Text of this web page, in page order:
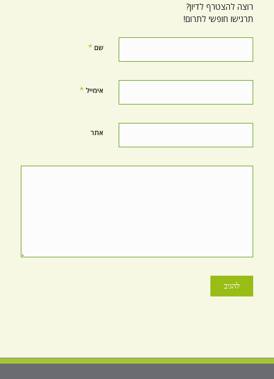
רוצה להצטרף לדיון?
תרגישו חופשי לתרום!
שם *
אימייל *
אתר